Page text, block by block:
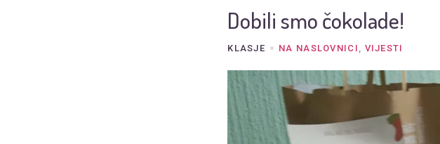
Dobili smo čokolade!
KLASJE NA NASLOVNICI , VIJESTI